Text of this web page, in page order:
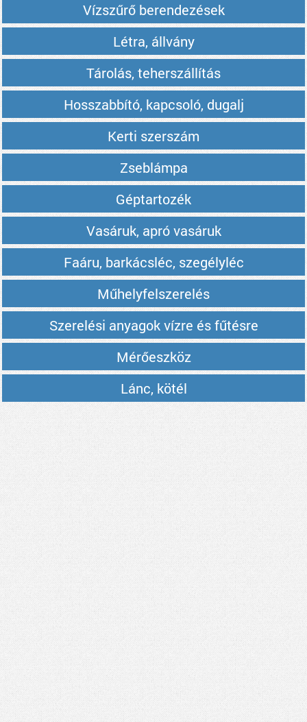
Vízszűrő berendezések
Létra, állvány
Tárolás, teherszállítás
Hosszabbító, kapcsoló, dugalj
Kerti szerszám
Zseblámpa
Géptartozék
Vasáruk, apró vasáruk
Faáru, barkácsléc, szegélyléc
Műhelyfelszerelés
Szerelési anyagok vízre és fűtésre
Mérőeszköz
Lánc, kötél